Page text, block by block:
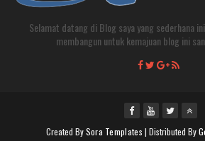
Selamat datang di Blog saya yang sederhana
membangun untuk kemajuan blog ini
Created BySora Templates | Distributed By